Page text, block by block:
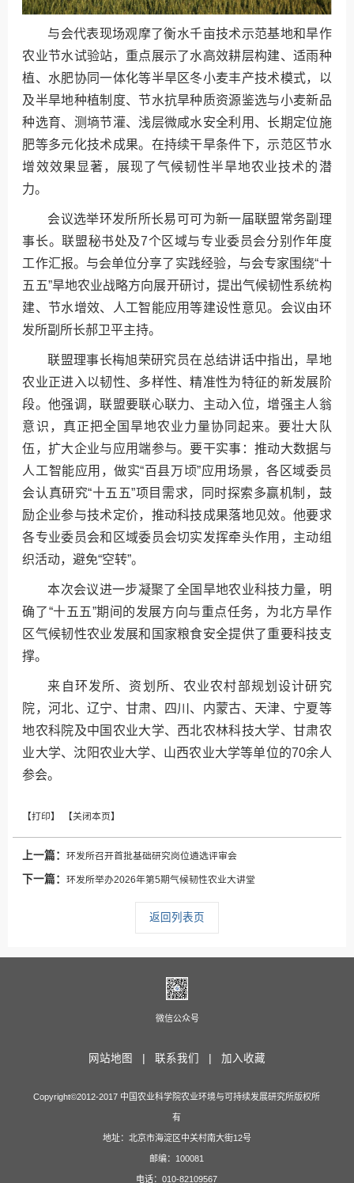
与会代表现场观摩了衡水千亩技术示范基地和旱作
农业节水试验站，重点展示了水高效耕层构建、适雨种
植、水肥协同一体化等半旱区冬小麦丰产技术模式，以
及半旱地种植制度、节水抗旱种质资源鉴选与小麦新品
种选育、测墒节灌、浅层微咸水安全利用、长期定位施
肥等多元化技术成果。在持续干旱条件下，示范区节水
增效效果显著，展现了气候韧性半旱地农业技术的潜
力。
会议选举环发所所长易可可为新一届联盟常务副理
事长。联盟秘书处及7个区域与专业委员会分别作年度
工作汇报。与会单位分享了实践经验，与会专家围绕“十
五五”旱地农业战略方向展开研讨，提出气候韧性系统构
建、节水增效、人工智能应用等建设性意见。会议由环
发所副所长郝卫平主持。
联盟理事长梅旭荣研究员在总结讲话中指出，旱地
农业正进入以韧性、多样性、精准性为特征的新发展阶
段。他强调，联盟要联心联力、主动入位，增强主人翁
意识，真正把全国旱地农业力量协同起来。要壮大队
伍，扩大企业与应用端参与。要干实事：推动大数据与
人工智能应用，做实“百县万顷”应用场景，各区域委员
会认真研究“十五五”项目需求，同时探索多赢机制，鼓
励企业参与技术定价，推动科技成果落地见效。他要求
各专业委员会和区域委员会切实发挥牵头作用，主动组
织活动，避免“空转”。
本次会议进一步凝聚了全国旱地农业科技力量，明
确了“十五五”期间的发展方向与重点任务，为北方旱作
区气候韧性农业发展和国家粮食安全提供了重要科技支
撑。
来自环发所、资划所、农业农村部规划设计研究
院，河北、辽宁、甘肃、四川、内蒙古、天津、宁夏等
地农科院及中国农业大学、西北农林科技大学、甘肃农
业大学、沈阳农业大学、山西农业大学等单位的70余人
参会。
上一篇：环发所召开首批基础研究岗位遴选评审会
下一篇：环发所举办2026年第5期气候韧性农业大讲堂
返回列表页
微信公众号
网站地图 | 联系我们 | 加入收藏
Copyright©2012-2017 中国农业科学院农业环境与可持续发展研究所版权所
有
地址：北京市海淀区中关村南大街12号
邮编：100081
电话：010-82109567